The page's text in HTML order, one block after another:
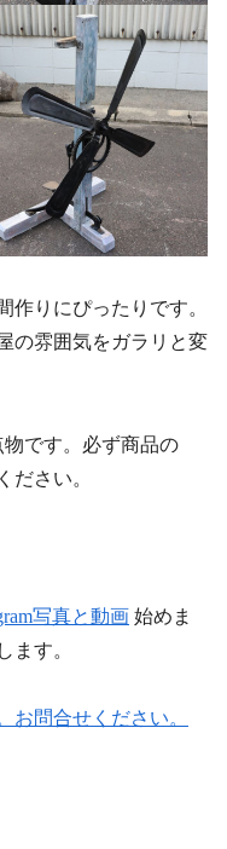
作りにぴったりです。
の雰囲気をガラリと変
です。必ず商品の
ださい。
写真と動画 始めま
ます。
お問合せください。